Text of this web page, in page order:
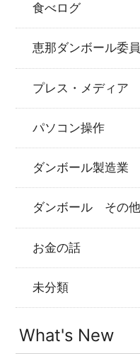
食べログ
恵那ダンボール委
プレス・メディア
パソコン操作
ダンボール製造業
ダンボール その他
お金の話
未分類
What's New